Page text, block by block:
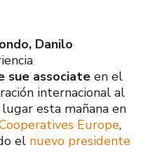
Danilo
sue associate en el
internacional al
esta mañana en
Europe,
el nuevo presidente